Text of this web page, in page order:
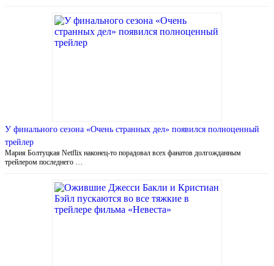
У финального сезона «Очень странных дел» появился полноценный
трейлер
Мария Болтуцкая Netflix наконец-то порадовал всех фанатов долгожданным
трейлером последнего …